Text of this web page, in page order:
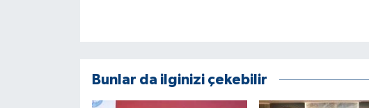
Bunlar da ilginizi çekebilir